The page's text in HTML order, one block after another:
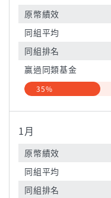
原幣績效
同組平均
同組排名
贏過同類基金
35%
1月
原幣績效
同組平均
同組排名